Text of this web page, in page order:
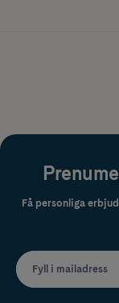
Få personliga
Fyll i mailadress